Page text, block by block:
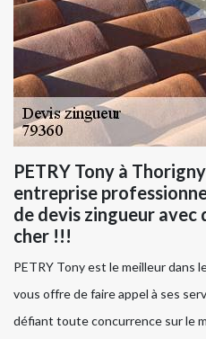
PETRY Tony à
entreprise
de devis zingueur avec
cher !!!
PETRY Tony est le meilleur dans
vous offre de faire appel à ses
défiant toute concurrence sur le